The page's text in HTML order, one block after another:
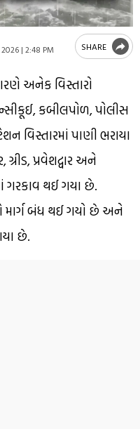
| 2:48 PM SHARE
અનેક વિસ્તારો
કબીલપોળ, પોલીસ
વિસ્તારમાં પાણી ભરાયા
પ્રવેશદ્વાર અને
ગરકાવ થઈ ગયા છે.
માર્ગ બંધ થઈ ગયો છે અને
છે.